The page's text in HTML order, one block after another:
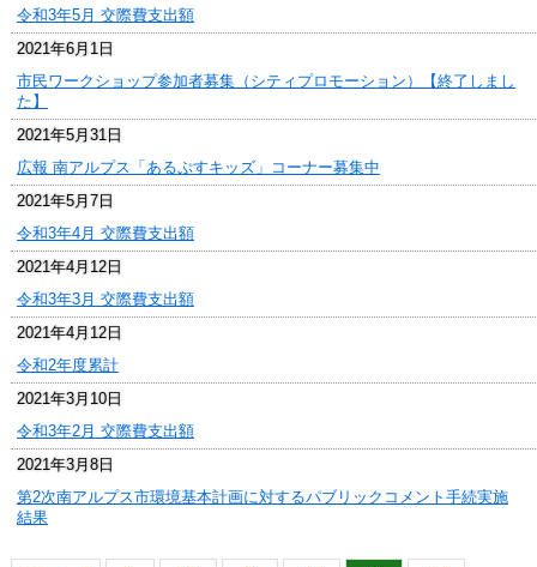
令和3年5月 交際費支出額
2021年6月1日
市民ワークショップ参加者募集（シティプロモーション）【終了しまし
た】
2021年5月31日
広報 南アルプス「あるぷすキッズ」コーナー募集中
2021年5月7日
令和3年4月 交際費支出額
2021年4月12日
令和3年3月 交際費支出額
2021年4月12日
令和2年度累計
2021年3月10日
令和3年2月 交際費支出額
2021年3月8日
第2次南アルプス市環境基本計画に対するパブリックコメント手続実施
結果